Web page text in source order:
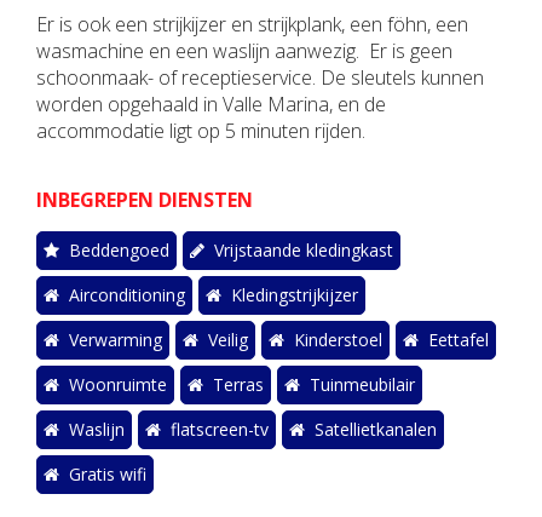
Er is ook een strijkijzer en strijkplank, een föhn, een
wasmachine en een waslijn aanwezig. Er is geen
schoonmaak- of receptieservice. De sleutels kunnen
worden opgehaald in Valle Marina, en de
accommodatie ligt op 5 minuten rijden.
INBEGREPEN DIENSTEN
Beddengoed
Vrijstaande kledingkast
Airconditioning
Kledingstrijkijzer
Verwarming
Veilig Kinderstoel
Eettafel
Woonruimte
Terras
Tuinmeubilair
Waslijn
flatscreen-tv
Satellietkanalen
Gratis wifi